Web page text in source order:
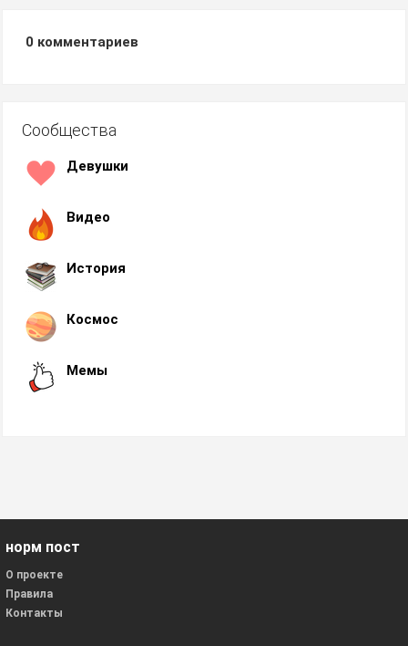
0 комментариев
Сообщества
Девушки
Видео
История
Космос
Мемы
норм пост
О проекте
Правила
Контакты